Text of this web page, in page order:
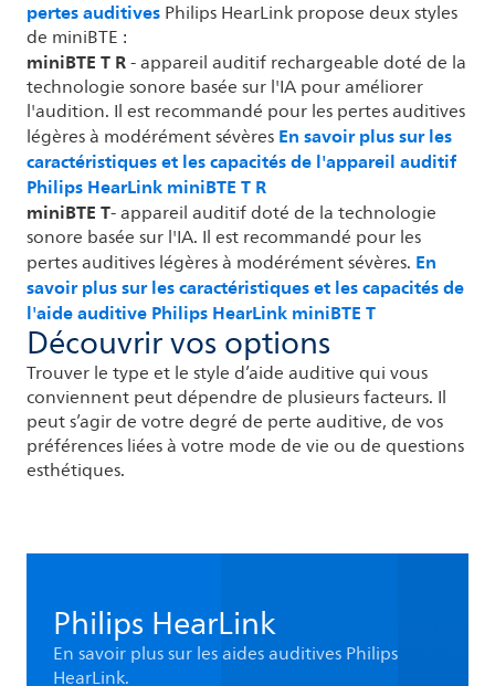
pertes auditivesPhilips HearLink propose deux styles
de miniBTE :
miniBTE T R- appareil auditif rechargeable doté de la
technologie sonore basée sur l'IA pour améliorer
l'audition. Il est recommandé pour les pertes auditives
légères à modérément sévèresEn savoir plus sur les
caractéristiques et les capacités de l'appareil auditif
Philips HearLink miniBTE T R
miniBTE T- appareil auditif doté de la technologie
sonore basée sur l'IA. Il est recommandé pour les
pertes auditives légères à modérément sévères. En
savoir plus sur les caractéristiques et les capacités de
l'aide auditive Philips HearLink miniBTE T
Découvrir vos options
Trouver le type et le style d’aide auditive qui vous
conviennent peut dépendre de plusieurs facteurs. Il
peut s’agir de votre degré de perte auditive, de vos
préférences liées à votre mode de vie ou de questions
esthétiques.
Philips HearLink
En savoir plus sur les aides auditives Philips
HearLink.